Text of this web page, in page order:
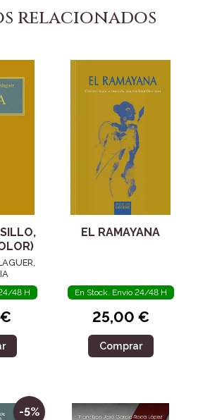
relacionados
48 H
EL RAMAYANA
En Stock. Envío 24/48 H
25,00 €
Comprar
-5%